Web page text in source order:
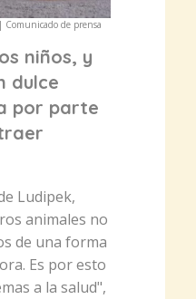
Comunicado de prensa
niños, y
dulce
por parte
Ludipek,
animales no
de una forma
Es por esto
a la salud",